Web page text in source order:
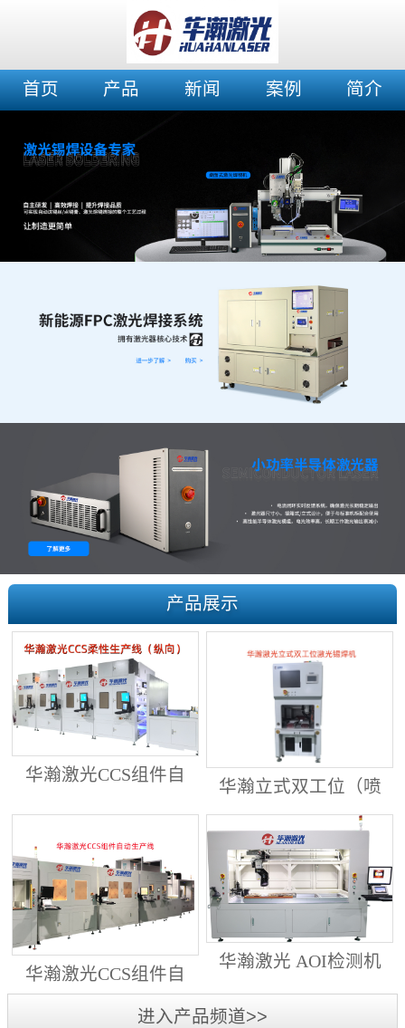
首页 产品 新闻 案例 简介
产品展示
华瀚激光CCS组件自
动生产线（纵向线）
华瀚立式双工位（喷
射锡膏）激光焊锡机
华瀚激光CCS组件自
动生产线（横向线）
华瀚激光 AOI检测机
（型号HA18DM6)
进入产品频道>>